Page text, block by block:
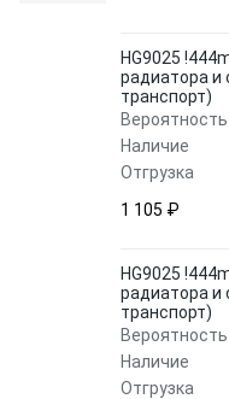
HG9025
радиатора и
транспорт)
Вероятность
Наличие
Отгрузка
1 105 ₽
HG9025
радиатора и
транспорт)
Вероятность
Наличие
Отгрузка